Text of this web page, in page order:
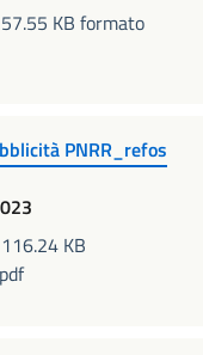
KB formato
PNRR_refos
KB